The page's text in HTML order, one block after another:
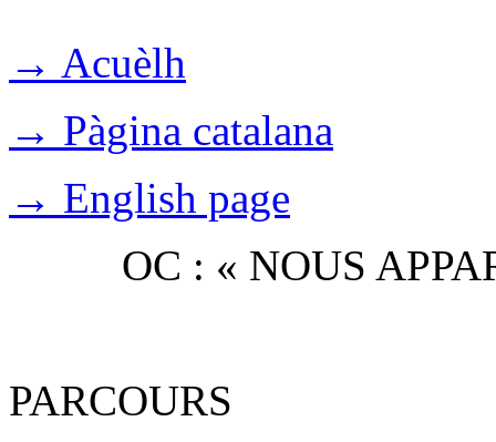
→ Acuèlh
→ Pàgina catalana
→ English page
OC : « NOUS
PARCOURS